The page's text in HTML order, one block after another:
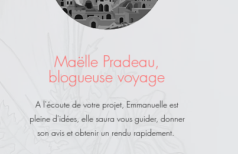
Maëlle Pradeau,
blogueuse voyage
A l'écoute de votre projet, Emmanuelle est
pleine d'idées, elle saura vous guider, donner
son avis et obtenir un rendu rapidement.